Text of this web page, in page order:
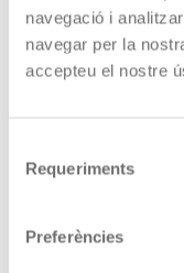
navegació i
navegar per la
accepteu el nostre
Requeriments
Preferències
Règim Normal:
Objectiva